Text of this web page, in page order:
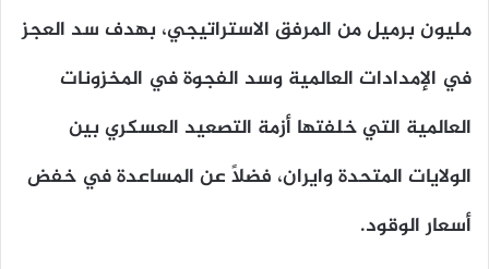
مليون برميل من المرفق الاستراتيجي، بهدف سد العجز
في الإمدادات العالمية وسد الفجوة في المخزونات
العالمية التي خلفتها أزمة التصعيد العسكري بين
الولايات المتحدة وايران، فضلاً عن المساعدة في خفض
أسعار الوقود.